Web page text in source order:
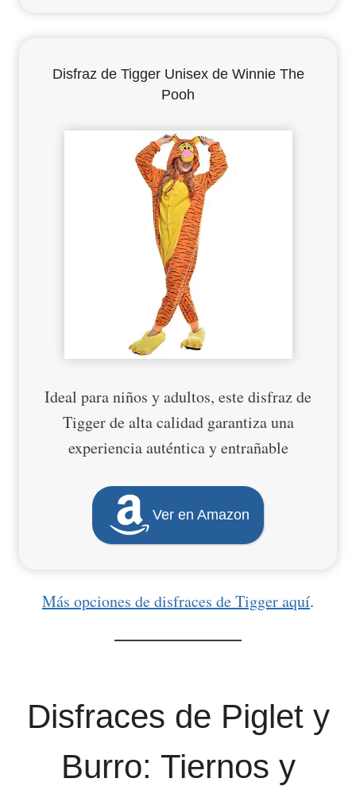
Disfraz de Tigger Unisex de Winnie The
Pooh
Ideal para niños y adultos, este disfraz de
Tigger de alta calidad garantiza una
experiencia auténtica y entrañable
Ver en Amazon
Más opciones de disfraces de Tigger aquí.
Disfraces de Piglet y
Burro: Tiernos y